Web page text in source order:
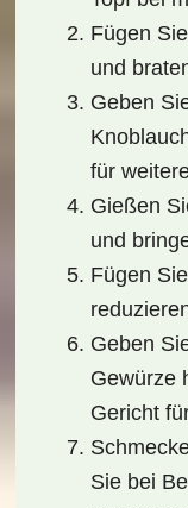
Fügen
und
Geben
für
Gießen
und
Fügen
Geben
Gewürze
Gericht
Sie bei